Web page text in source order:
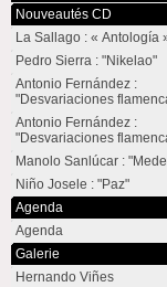
Nouveautés CD
La Sallago : « Antología
Pedro Sierra : "Nikelao"
Antonio Fernández :
"Desvariaciones
Antonio Fernández :
"Desvariaciones
Manolo Sanlúcar :
Niño Josele : "Paz"
Agenda
Agenda
Galerie
Hernando Viñes